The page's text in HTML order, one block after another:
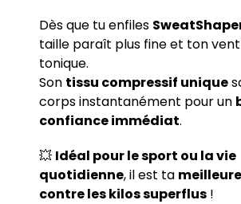
Dès que tu enfiles
taille paraît plus fine et ton
tonique.
Son tissu compressif unique
corps instantanément pour un
confiance immédiat.
💥 Idéal pour le sport ou la vie
quotidienne, il est ta
contre les kilos superflus !